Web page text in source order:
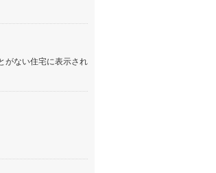
がない住宅に表示され